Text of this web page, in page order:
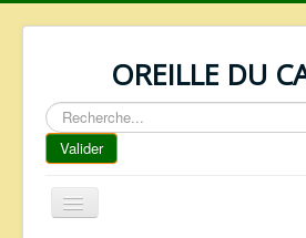
OREILLE DU
Rechercher
Valider
Basculer
la